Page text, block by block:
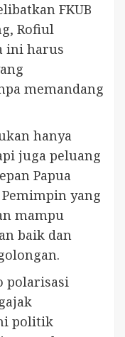
FKUB
Rofiul
ini harus
memandang
hanya
juga peluang
Papua
yang
mampu
baik dan
polarisasi
politik